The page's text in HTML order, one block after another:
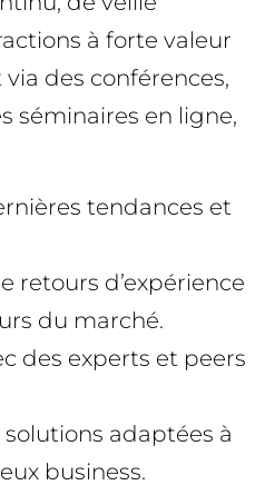
à forte valeur
des conférences,
séminaires en ligne,
tendances et
retours d’expérience
du marché.
des experts et peers
solutions adaptées à
business.